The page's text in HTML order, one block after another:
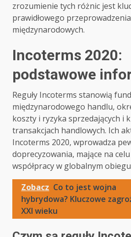
zrozumienie tych różnic jest
prawidłowego
międzynarodowych.
Incoterms 2020:
podstawowe
Reguły Incoterms stanowią
międzynarodowego handlu,
koszty i ryzyka sprzedających i
transakcjach handlowych. Ich
Incoterms 2020, wprowadza
doprecyzowania, mające na
współpracy w globalnym
Zobacz Co to jest wojna
hybrydowa? Kluczowe
XXI wieku